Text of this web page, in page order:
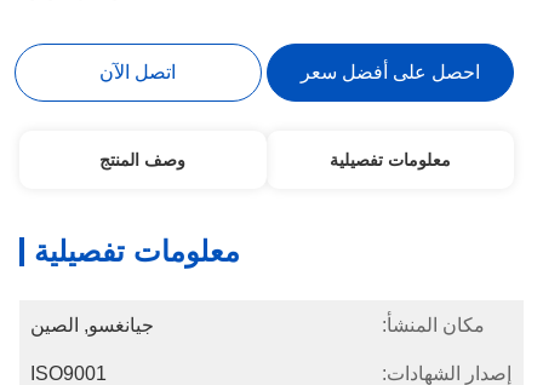
احصل على أفضل سعر اتصل الآن
معلومات تفصيلية وصف المنتج
معلومات تفصيلية
مكان المنشأ: جيانغسو, الصين
إصدار الشهادات: ISO9001